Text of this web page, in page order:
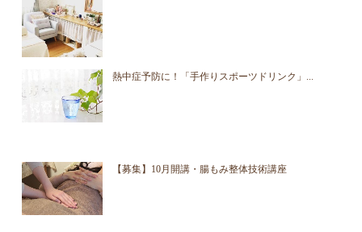
熱中症予防に！「手作りスポーツドリンク」...
【募集】10月開講・腸もみ整体技術講座